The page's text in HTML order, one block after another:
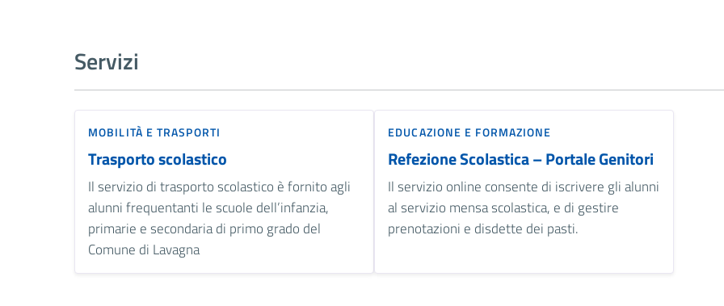
Servizi
MOBILITÀ E TRASPORTI
Trasporto scolastico
Il servizio di trasporto scolastico è fornito agli
alunni frequentanti le scuole dell’infanzia,
primarie e secondaria di primo grado del
Comune di Lavagna
EDUCAZIONE E FORMAZIONE
Refezione Scolastica – Portale Genitori
Il servizio online consente di iscrivere gli alunni
al servizio mensa scolastica, e di gestire
prenotazioni e disdette dei pasti.